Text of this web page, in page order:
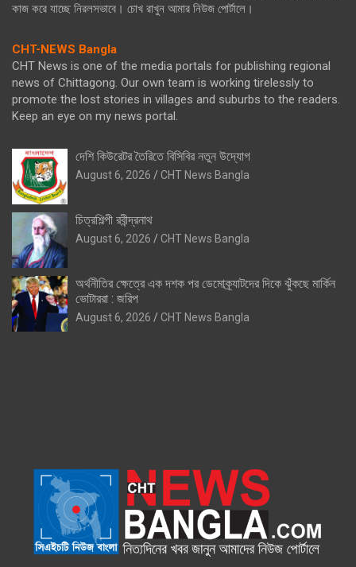
কাজ করে যাচ্ছে নিরলসভাবে। চোখ রাখুন আমার নিউজ পোর্টালে।
CHT-NEWS Bangla
CHT News is one of the media portals for publishing regional
news of Chittagong. Our own team is working tirelessly to
promote the lost stories in villages and suburbs to the readers.
Keep an eye on my news portal.
দেশি কিউরেটর তৈরিতে বিসিবির নতুন উদ্যোগ
August 6, 2026 CHT News Bangla
চিত্রশিল্পী রবীন্দ্রনাথ
August 6, 2026 CHT News Bangla
অর্থনীতির ক্ষেত্রে এক দশক পর ডেমোক্র্যাটদের দিকে ঝুঁকছে মার্কিন
ভোটাররা : জরিপ
August 6, 2026 CHT News Bangla